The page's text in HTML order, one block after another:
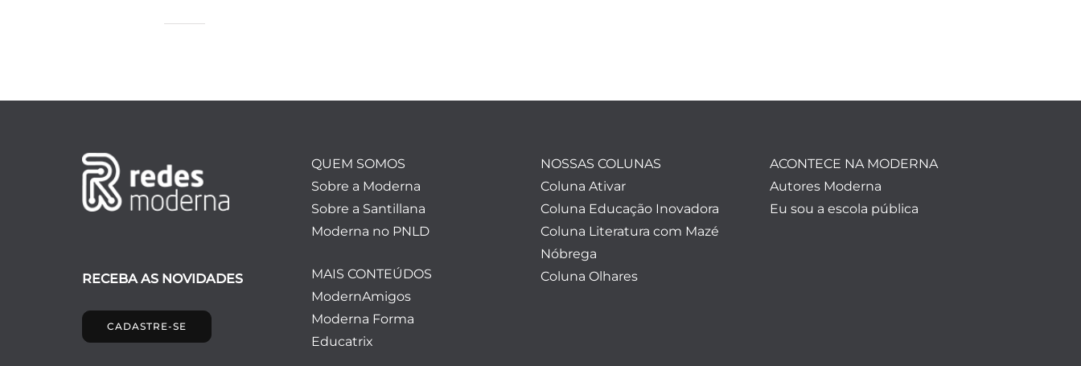
RECEBA AS NOVIDADES
CADASTRE-SE
QUEM SOMOS
Sobre a Moderna
Sobre a Santillana
Moderna no PNLD
MAIS CONTEÚDOS
ModernAmigos
Moderna Forma
Educatrix
NOSSAS COLUNAS
Coluna Ativar
Coluna Educação Inovadora
Coluna Literatura com Mazé
Nóbrega
Coluna Olhares
ACONTECE NA MODERNA
Autores Moderna
Eu sou a escola pública